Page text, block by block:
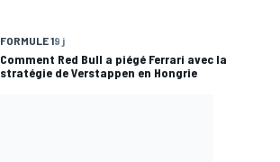
FORMULE 19 j
Comment Red Bull a piégé Ferrari avec la
stratégie de Verstappen en Hongrie